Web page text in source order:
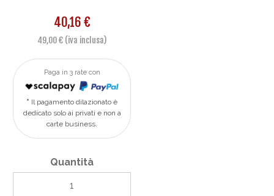
40,16 €
49,00 € (iva inclusa)
Paga in 3 rate con
Il pagamento dilazionato è
dedicato solo ai privati e non a
carte business.
Quantità